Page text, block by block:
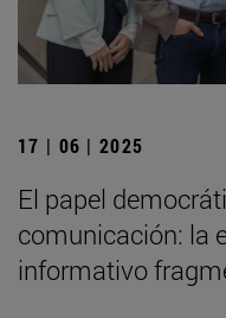
17 | 06 | 2025
El papel
comunicación: la
informativo